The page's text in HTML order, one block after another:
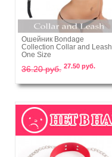
В корзину
Ошейник Bondage
Collection Collar and Leash
One Size
36.20 руб. 27.50 руб.